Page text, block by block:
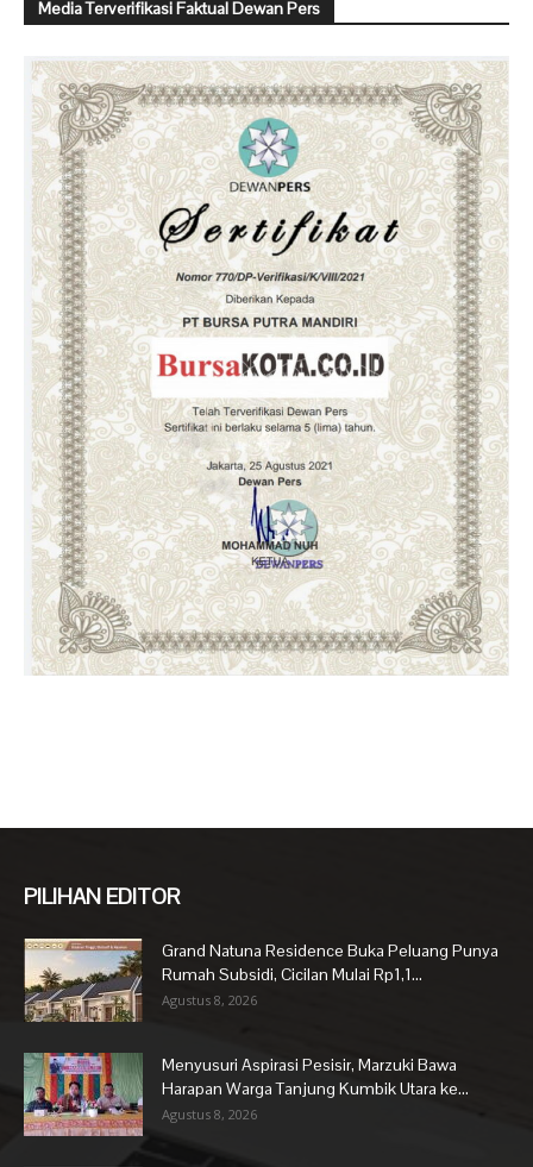
Media Terverifikasi Faktual Dewan Pers
PILIHAN EDITOR
Grand Natuna Residence Buka Peluang Punya
Rumah Subsidi, Cicilan Mulai Rp1,1...
Agustus 8, 2026
Menyusuri Aspirasi Pesisir, Marzuki Bawa
Harapan Warga Tanjung Kumbik Utara ke...
Agustus 8, 2026